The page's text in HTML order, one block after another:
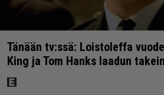
Tänään tv:ssä: Loistoleffa
King ja Tom Hanks laadun